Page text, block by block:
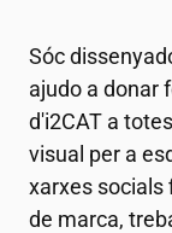
Sóc
ajudo a donar
d'i2CAT a
visual per a
xarxes socials
de marca,